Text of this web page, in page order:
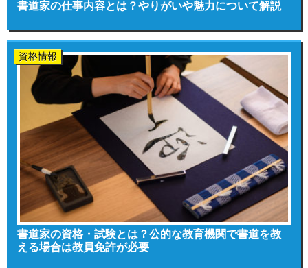
書道家の仕事内容とは？やりがいや魅力について解説
資格情報
書道家の資格・試験とは？公的な教育機関で書道を教
える場合は教員免許が必要